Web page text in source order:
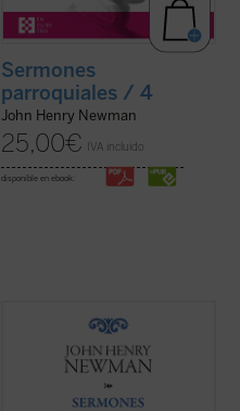
Sermones
parroquiales / 4
John Henry Newman
25,00€ IVA incluido
disponible en ebook:
Los sermones de esta sexta entrega de los
Sermones Parroquialesfueron predicados
a lo largo de seis años, entre 1836 y el
decisivo 1841. La impresión es que
Newman seleccionó con mucho equilibrio
los veinticinco sermones de este volumen.